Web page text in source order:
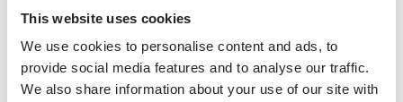
This website uses cookies
We use cookies to personalise content and ads, to
provide social media features and to analyse our traffic.
We also share information about your use of our site with
În prezent nu sunt posturi vacante.